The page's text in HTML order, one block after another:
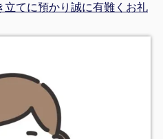
立てに預かり誠に有難くお礼